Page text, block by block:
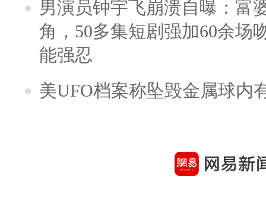
男演员钟宇飞崩溃自曝：富
角，50多集短剧强加60余场
能强忍
美UFO档案称坠毁金属球内